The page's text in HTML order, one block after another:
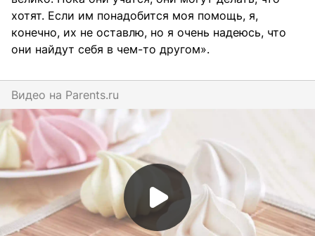
хотят. Если им понадобится моя помощь, я,
конечно, их не оставлю, но я очень надеюсь, что
они найдут себя в чем-то другом».
Видео на parents.ru